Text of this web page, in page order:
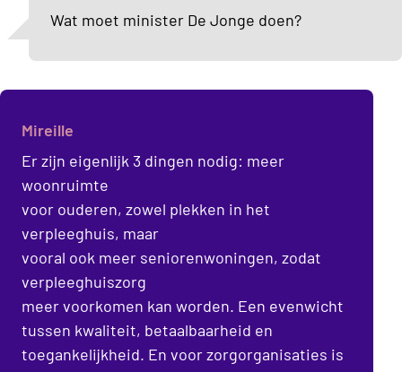
Wat moet minister De Jonge doen?
Mireille
Er zijn eigenlijk 3 dingen nodig: meer
woonruimte
voor ouderen, zowel plekken in het
verpleeghuis, maar
vooral ook meer seniorenwoningen, zodat
verpleeghuiszorg
meer voorkomen kan worden. Een evenwicht
tussen kwaliteit, betaalbaarheid en
toegankelijkheid. En voor zorgorganisaties is